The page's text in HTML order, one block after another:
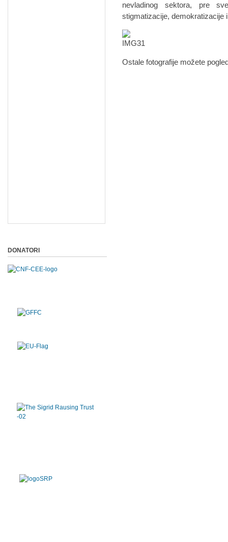
nevladinog sektora, pre
stigmatizacije, demokratizacije
Ostale fotografije možete
DONATORI